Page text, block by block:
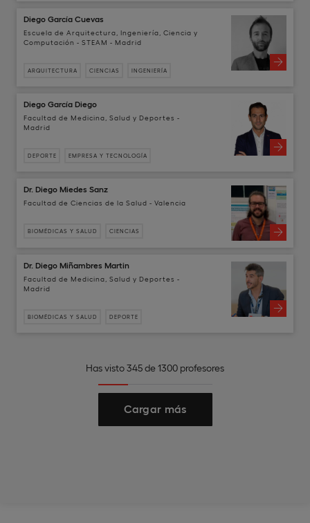
Diego García Cuevas
Escuela de Arquitectura, Ingeniería, Ciencia y
Computación - STEAM - Madrid
ARQUITECTURA CIENCIAS INGENIERÍA
Diego García Diego
Facultad de Medicina, Salud y Deportes -
Madrid
DEPORTE EMPRESA Y TECNOLOGÍA
Dr. Diego Miedes Sanz
Facultad de Ciencias de la Salud - Valencia
BIOMÉDICAS Y SALUD CIENCIAS
Dr. Diego Miñambres Martin
Facultad de Medicina, Salud y Deportes -
Madrid
BIOMÉDICAS Y SALUD DEPORTE
Has visto 345 de 1300 profesores
Cargar más